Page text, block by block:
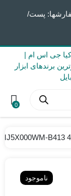
پست/
0
ناموجود